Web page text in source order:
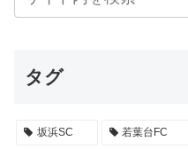
タグ
坂浜SC 若葉台FC